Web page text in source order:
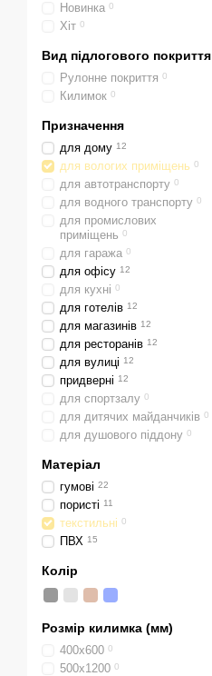
Новинка 0
Хіт 0
Вид підлогового покриття
Рулонне покриття 0
Килимок 0
Призначення
для дому 12
для вологих приміщень 0
для автотранспорту 0
для водного транспорту 0
для промислових
приміщень 0
для гаража 0
для офісу 12
для кухні 0
для готелів 12
для магазинів 12
для ресторанів 12
для вулиці 12
придверні 12
для спортзалу 0
для дитячих майданчиків 0
для душового піддону 0
Матеріал
гумові 22
пористі 11
текстильні 0
ПВХ 15
Колір
Розмір килимка (мм)
400х600 0
500х1200 0